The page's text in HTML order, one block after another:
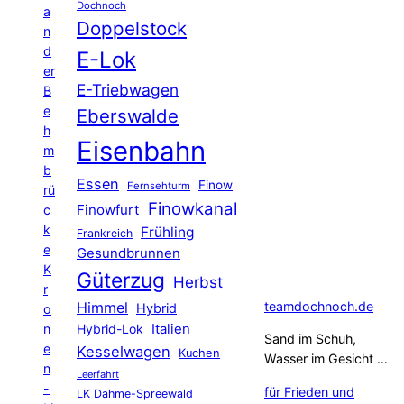
a
n
d
er
B
e
h
m
b
rü
c
k
e
K
r
o
n
e
n
-
Dochnoch
Doppelstock
E-Lok
E-Triebwagen
Eberswalde
Eisenbahn
Essen Fernsehturm Finow
Finowfurt Finowkanal
Frankreich Frühling
Gesundbrunnen
Güterzug Herbst
Himmel
Hybrid
Hybrid-Lok Italien
Kesselwagen Kuchen
Leerfahrt
LK Dahme-Spreewald
teamdochnoch.de
Sand im Schuh,
Wasser im Gesicht …
für Frieden und